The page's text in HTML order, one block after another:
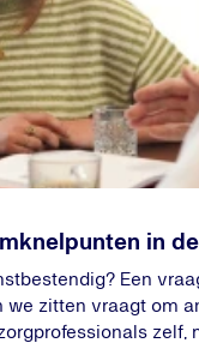
in
Een
we zitten vraagt om
zelf,